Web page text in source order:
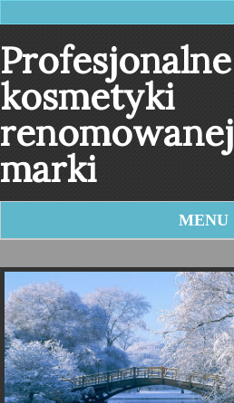
Profesjonalne
kosmetyki
renomowanej
marki
MENU